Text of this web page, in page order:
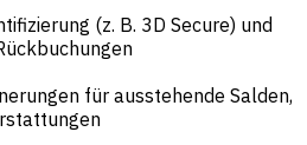
(z. B. 3D Secure) und
für ausstehende Salden,